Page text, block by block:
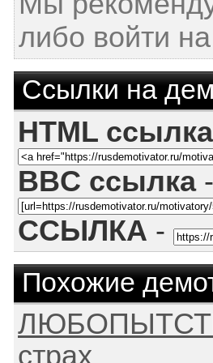
либо войти
Ссылки на
HTML ссылка
BBC ссылка-
ССЫЛКА -
Похожие
страх